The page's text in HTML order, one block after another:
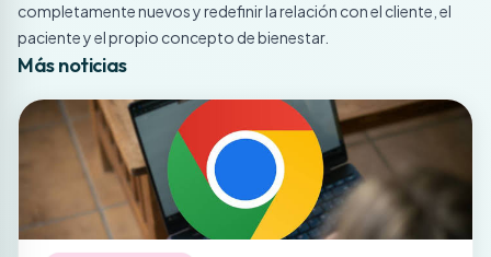
completamente nuevos y redefinir la relación con el cliente, el
paciente y el propio concepto de bienestar.
Más noticias